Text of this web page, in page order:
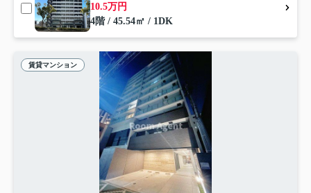
10.5万円
4階 / 45.54㎡ / 1DK
賃貸マンション